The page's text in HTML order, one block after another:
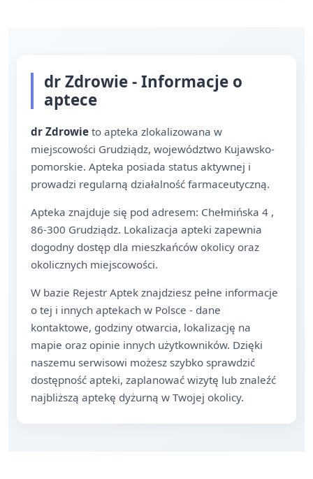
dr Zdrowie - Informacje o
aptece
dr Zdrowie to apteka zlokalizowana w
miejscowości Grudziądz, województwo Kujawsko-
pomorskie. Apteka posiada status aktywnej i
prowadzi regularną działalność farmaceutyczną.
Apteka znajduje się pod adresem: Chełmińska 4 ,
86-300 Grudziądz. Lokalizacja apteki zapewnia
dogodny dostęp dla mieszkańców okolicy oraz
okolicznych miejscowości.
W bazie Rejestr Aptek znajdziesz pełne informacje
o tej i innych aptekach w Polsce - dane
kontaktowe, godziny otwarcia, lokalizację na
mapie oraz opinie innych użytkowników. Dzięki
naszemu serwisowi możesz szybko sprawdzić
dostępność apteki, zaplanować wizytę lub znaleźć
najbliższą aptekę dyżurną w Twojej okolicy.